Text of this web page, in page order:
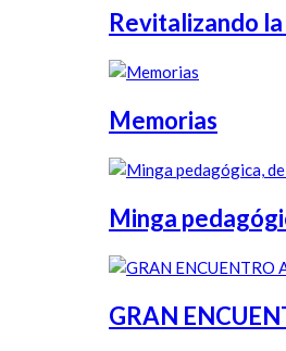
Revitalizando
Memorias
Minga
GRAN